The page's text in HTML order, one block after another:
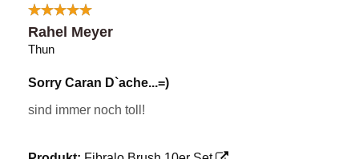
Rahel Meyer
Thun
Sorry Caran D`ache...=)
sind immer noch toll!